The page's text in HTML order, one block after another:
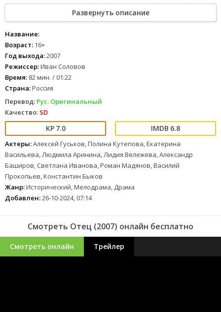
девушкой и остается у нее на пару дней... А затем, пообещав
Маше «помнить ее светлый образ», едет к своим. Дома же всё
вроде бы в порядке: жена и дети живы и здоровы...Алексей никак
не может вновь привыкнуть к мирной жизни. На войне, где
здесь... Нужно пытаться понять жену и детей с их прошлыми и
новыми заботами. И Алексей учится жить заново - прощать и
любить...
Развернуть описание
Название:
Возраст: 16+
Год выхода:2007
Режиссер:Иван Соловов
Время: 82 мин. / 01:22
Страна:Россия
Перевод: Рус. Оригинальный
Качество: SD
7.0 6.8
Актеры:Алексей Гуськов, Полина Кутепова, Екатерина
Васильева, Людмила Аринина, Лидия Вележева, Александр
Баширов, Светлана Иванова, Роман Мадянов, Василий
Прокопьев, Константин Быков
Жанр:Исторический, Мелодрама, Драма
Добавлен:26-10-2024, 07:14
Смотреть Отец (2007) онлайн бесплатно
Смотреть онлайн Трейлер